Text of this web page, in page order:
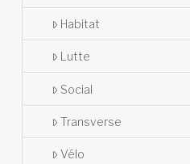
Habitat
Lutte
Social
Transverse
Vélo